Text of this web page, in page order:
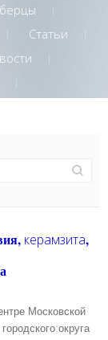
Статьи
керамзита,
Московской
округа